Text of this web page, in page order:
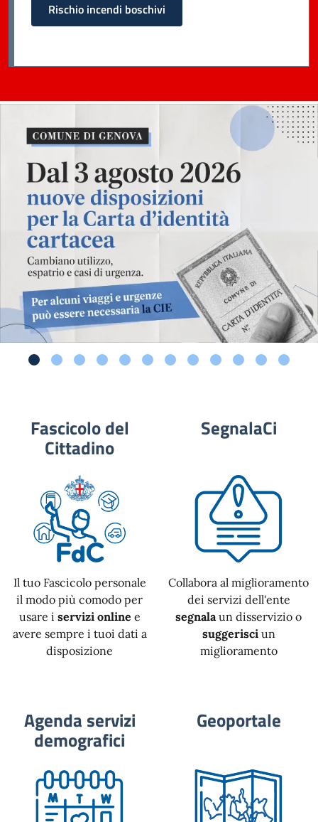
Rischio incendi boschivi
Fascicolo del
Cittadino
Il tuo Fascicolo personale
il modo più comodo per
usare i servizi online e
avere sempre i tuoi dati a
disposizione
SegnalaCi
Collabora al miglioramento
dei servizi dell'ente
segnala un disservizio o
suggerisciun
miglioramento
Agenda servizi
demografici
Geoportale